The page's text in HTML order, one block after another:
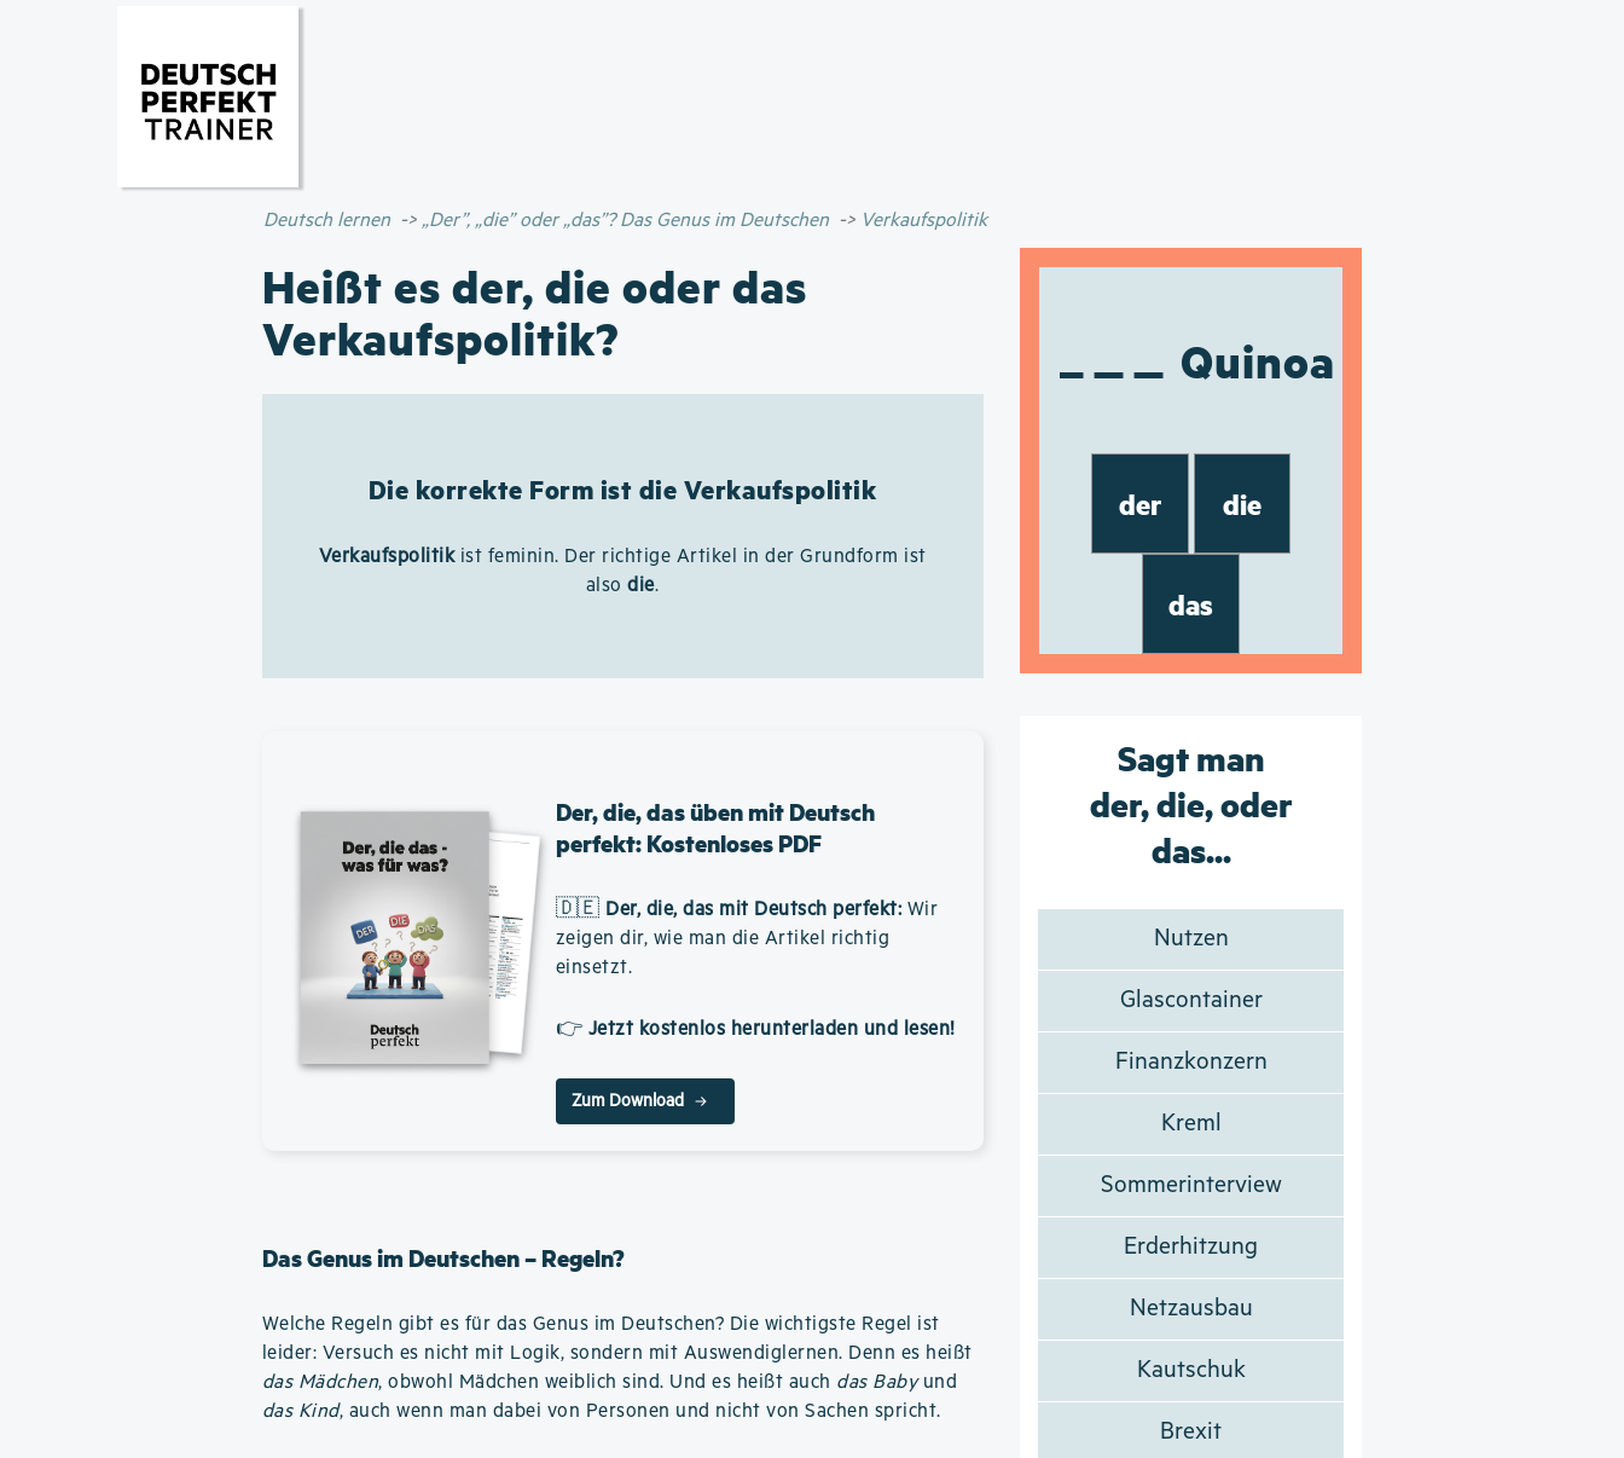
Deutsch lernen „Der”, „die” oder „das”? Das Genus im Deutschen Verkaufspolitik
Heißt es der, die oder das
Verkaufspolitik?
Die korrekte Form ist die Verkaufspolitik
Verkaufspolitikist feminin. Der richtige Artikel in der Grundform ist
alsodie.
Der, die, das üben mit Deutsch
perfekt: Kostenloses PDF
🇩🇪 Der, die, das mit Deutsch perfekt: Wir
zeigen dir, wie man die Artikel richtig
einsetzt.
👉 Jetzt kostenlos herunterladen und lesen!
Zum Download
Das Genus im Deutschen – Regeln?
Welche Regeln gibt es für das Genus im Deutschen? Die wichtigste Regel ist
leider: Versuch es nicht mit Logik, sondern mit Auswendiglernen. Denn es heißt
das Mädchen, obwohl Mädchen weiblich sind. Und es heißt auch das Babyund
das Kind, auch wenn man dabei von Personen und nicht von Sachen spricht.
Quinoa
der die
das
Sagt man
der, die, oder
das...
Nutzen
Glascontainer
Finanzkonzern
Kreml
Sommerinterview
Erderhitzung
Netzausbau
Kautschuk
Brexit